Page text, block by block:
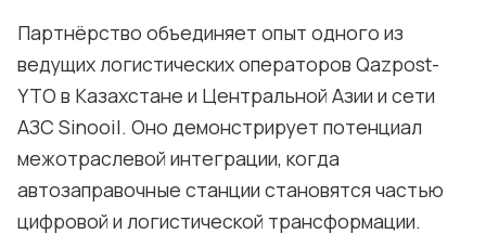
Партнёрство объединяет опыт одного из
ведущих логистических операторов Qazpost-
YTO в Казахстане и Центральной Азии и сети
АЗС Sinooil. Оно демонстрирует потенциал
межотраслевой интеграции, когда
автозаправочные станции становятся частью
цифровой и логистической трансформации.